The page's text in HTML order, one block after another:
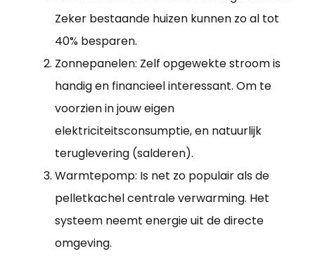
Zeker bestaande huizen kunnen zo al tot
40% besparen.
Zonnepanelen: Zelf opgewekte stroom is
handig en financieel interessant. Om te
voorzien in jouw eigen
elektriciteitsconsumptie, en natuurlijk
teruglevering (salderen).
Warmtepomp: Is net zo populair als de
pelletkachel centrale verwarming. Het
systeem neemt energie uit de directe
omgeving.